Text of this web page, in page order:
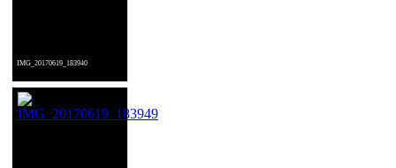
IMG_20170619_183940